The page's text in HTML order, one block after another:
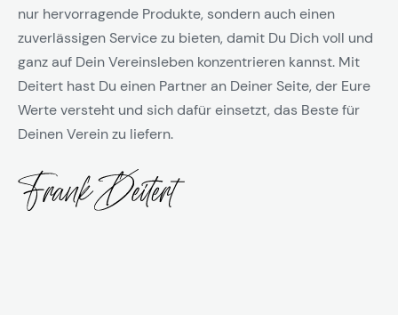
nur hervorragende Produkte, sondern auch einen
zuverlässigen Service zu bieten, damit Du Dich voll und
ganz auf Dein Vereinsleben konzentrieren kannst. Mit
Deitert hast Du einen Partner an Deiner Seite, der Eure
Werte versteht und sich dafür einsetzt, das Beste für
Deinen Verein zu liefern.